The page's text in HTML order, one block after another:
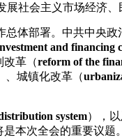
社会主义市场经济
总体部署。中共中央
and financing
改革（reform of the
、城镇化改革（
system），
是本次全会的重要议题。